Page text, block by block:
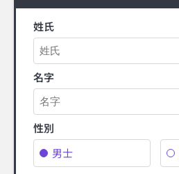
姓氏
名字
性別
男士